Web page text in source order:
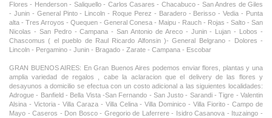
Flores - Henderson - Saliquello - Carlos Casares - Chacabuco - San Andres de Giles
- Junin - General Pinto - Lincoln - Roque Perez - Baradero - Berisso - Vedia - Punta
alta - Tres Arroyos - Quequen - General Conesa - Maipu - Rauch - Rojas - Salto - San
Nicolas - San Pedro - Campana - San Antonio de Areco - Junin - Lujan - Lobos -
Chascomus ( el pueblo de Raul Ricardo Alfonsin )- General Belgrano - Dolores -
Lincoln - Pergamino - Junin - Bragado - Zarate - Campana - Escobar
GRAN BUENOS AIRES: En Gran Buenos Aires podemos enviar flores, plantas y una
amplia variedad de regalos , cabe la aclaracion que el delivery de las flores y
desayunos a domicilio se efectua con un costo adicional a las siguientes localidades:
Adrogue - Banfield - Bella Vista -San Fernando - San Justo - Sarandi - Tigre - Valentin
Alsina - Victoria - Villa Caraza - Villa Celina - Villa Dominico - Villa Fiorito - Campo de
Mayo - Caseros - Don Bosco - Gregorio de Laferrere - Isidro Casanova - Ituzaingo -